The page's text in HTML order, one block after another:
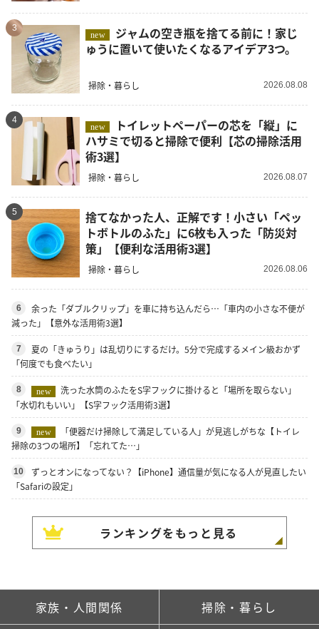
3
new
ゅうに置いて使いたくなるアイデア3つ。
掃除・暮らし 2026.08.08
4
new
ハサミで切ると掃除で便利【芯の掃除活用
術3選】
掃除・暮らし 2026.08.07
5
捨てなかった人、正解です！小さい「ペッ
トボトルのふた」に6枚も入った「防災対
策」【便利な活用術3選】
掃除・暮らし 2026.08.06
6
余った「ダブルクリップ」を車に持ち込んだら…「車内の小さな不便が
減った」【意外な活用術3選】
7
夏の「きゅうり」は乱切りにするだけ。5分で完成するメイン級おかず
「何度でも食べたい」
8 new
洗った水筒のふたをS字フックに掛けると「場所を取らない」
「水切れもいい」【S字フック活用術3選】
9 new
「便器だけ掃除して満足している人」が見逃しがちな【トイレ
掃除の3つの場所】「忘れてた…」
10
ずっとオンになってない？【iPhone】通信量が気になる人が見直したい
「Safariの設定」
ランキングをもっと見る
家族・人間関係 掃除・暮らし